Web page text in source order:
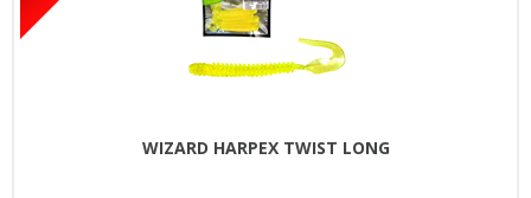
WIZARD HARPEX TWIST LONG